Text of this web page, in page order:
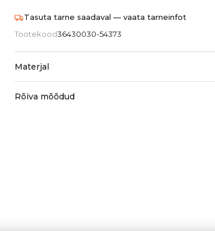
Tasuta tarne saadaval — vaata tarneinfot
Tootekood36430030-54373
Materjal
Rõiva mõõdud